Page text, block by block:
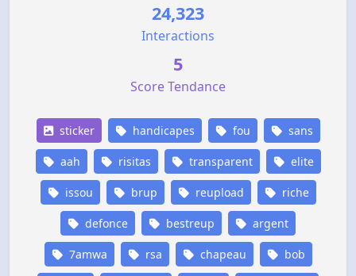
24,323
Interactions
5
Score Tendance
sticker handicapes fou sans
aah risitas transparent elite
issou brup reupload riche
defonce bestreup argent
7amwa rsa chapeau bob